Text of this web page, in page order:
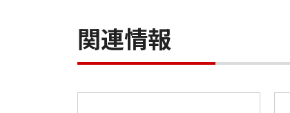
関連情報